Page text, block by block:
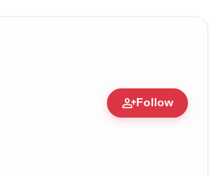
person_addFollow